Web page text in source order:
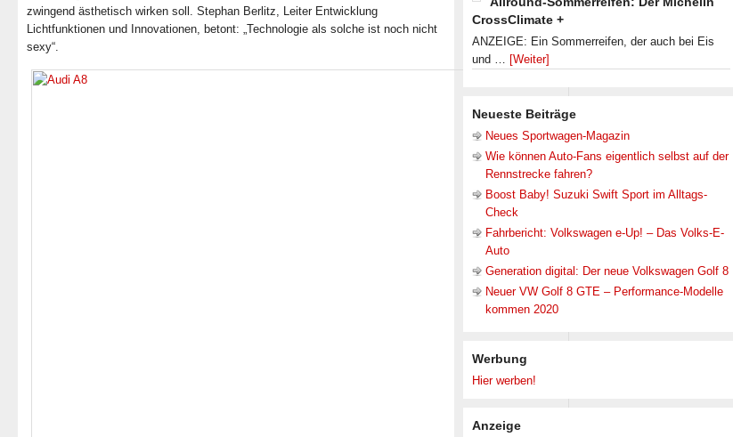
zwingend ästhetisch wirken soll. Stephan Berlitz, Leiter Entwicklung
Lichtfunktionen und Innovationen, betont: „Technologie als solche ist noch nicht
sexy“.
CrossClimate +
ANZEIGE: Ein Sommerreifen, der auch bei Eis
und … [Weiter]
Neueste Beiträge
Neues Sportwagen-Magazin
Wie können Auto-Fans eigentlich selbst auf der
Rennstrecke fahren?
Boost Baby! Suzuki Swift Sport im Alltags-
Check
Fahrbericht: Volkswagen e-Up! – Das Volks-E-
Auto
Generation digital: Der neue Volkswagen Golf 8
Neuer VW Golf 8 GTE – Performance-Modelle
kommen 2020
Werbung
Hier werben!
Anzeige